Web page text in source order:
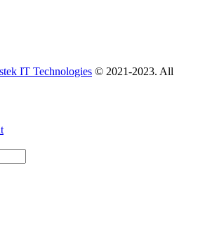
IT Technologies © 2021-2023. All